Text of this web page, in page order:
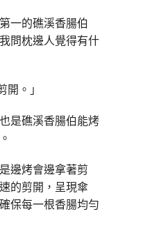
一的礁溪香腸伯
問枕邊人覺得有什
。」
是礁溪香腸伯能烤
邊烤會邊拿著剪
的剪開，呈現傘
保每一根香腸均勻